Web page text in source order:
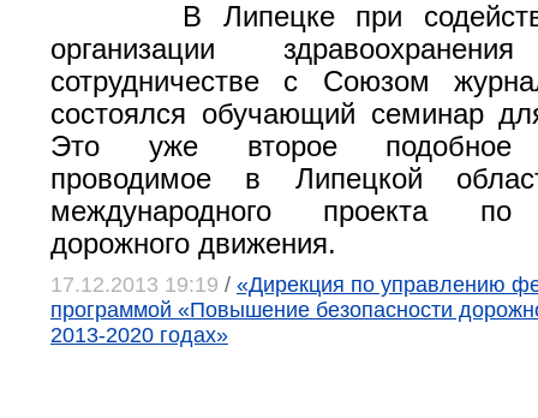
В Липецке при
организации
сотрудничестве с Союзом
состоялся обучающий семинар
Это уже второе подобное
проводимое в Липецкой
международного проекта по
дорожного движения.
17.12.2013 19:19 / «Дирекция по управлению
программой «Повышение безопасности
2013-2020 годах»